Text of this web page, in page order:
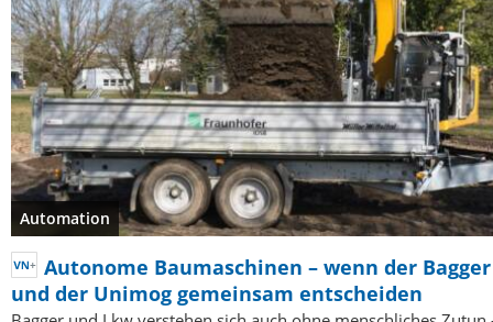
Automation
Autonome Baumaschinen – wenn der Bagger
und der Unimog gemeinsam entscheiden